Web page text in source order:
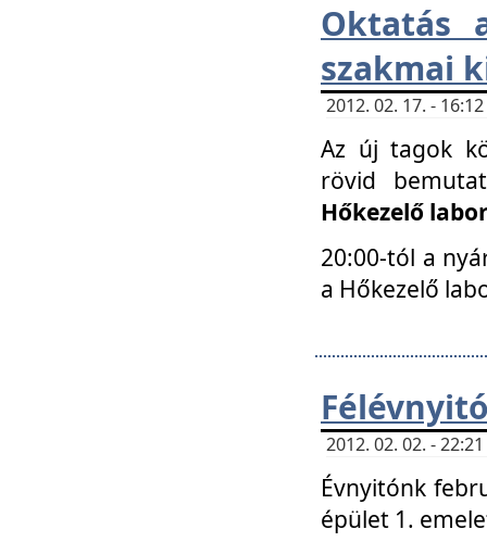
Oktatás
szakmai
2012. 02. 17. -
Az új tagok
rövid
Hőkezelő
20:00-tól a
a Hőkezelő
2012. 02. 02. -
Évnyitónk
épület 1.